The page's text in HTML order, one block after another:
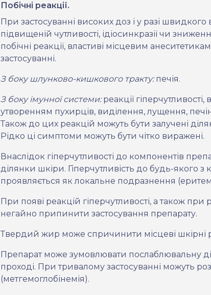
Побічні реакції.
При застосуванні високих доз і у разі
підвищеній чутливості, ідіосинкразії чи
побічні реакції, властиві місцевим
застосуванні.
З боку шлунково-кишкового тракту:печія.
З боку імунної системи:реакції
утворенням пухирців, виділення, лущення,
Також до цих реакцій можуть бути залучені
Рідко ці симптоми можуть бути чітко виражені.
Внаслідок гіперчутливості до компонентів
ділянки шкіри. Гіперчутливість до будь-якого
проявляється як локальне подразнення
При появі реакцій гіперчутливості, а також при
негайно припинити застосування препарату.
Твердий жир може спричинити місцеві шкірні
Препарат може зумовлювати послаблювальну
проході. При тривалому застосуванні можуть
(метгемоглобінемія).